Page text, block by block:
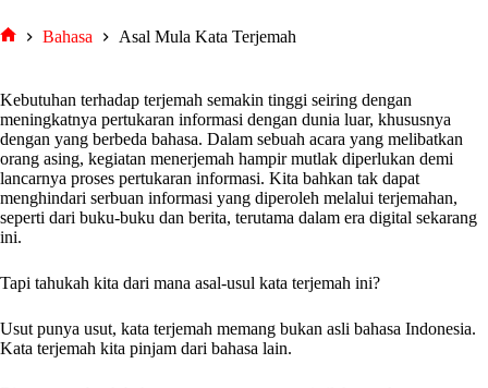
Bahasa Asal Mula Kata Terjemah
Kebutuhan terhadap terjemah semakin tinggi seiring dengan
meningkatnya pertukaran informasi dengan dunia luar, khususnya
dengan yang berbeda bahasa. Dalam sebuah acara yang melibatkan
orang asing, kegiatan menerjemah hampir mutlak diperlukan demi
lancarnya proses pertukaran informasi. Kita bahkan tak dapat
menghindari serbuan informasi yang diperoleh melalui terjemahan,
seperti dari buku-buku dan berita, terutama dalam era digital sekarang
ini.
Tapi tahukah kita dari mana asal-usul kata terjemah ini?
Usut punya usut, kata terjemah memang bukan asli bahasa Indonesia.
Kata terjemah kita pinjam dari bahasa lain.